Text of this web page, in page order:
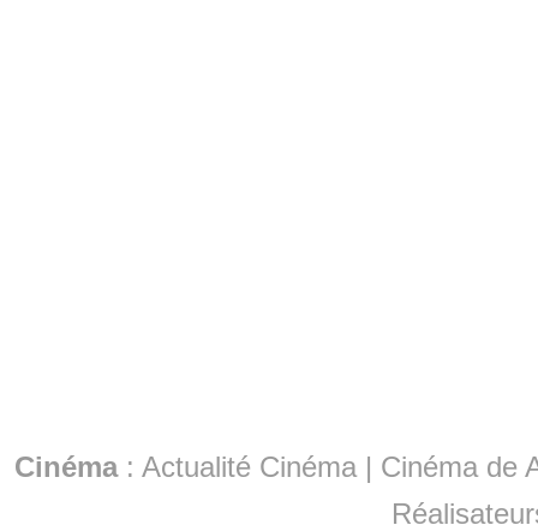
Cinéma: Actualité Cinéma | Cinéma de